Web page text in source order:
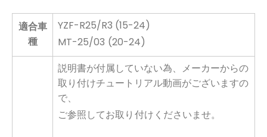
適合車
種
YZF-R25/R3 (15-24)
MT-25/03 (20-24)
説明書が付属していない為、メーカーからの
取り付けチュートリアル動画がございますの
で、
ご参照してお取り付けくださいませ。